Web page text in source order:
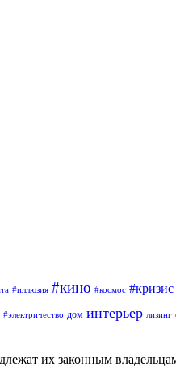
#иллюзия #кино #космос #кризис
#электричество дом интерьер лизинг
их законным